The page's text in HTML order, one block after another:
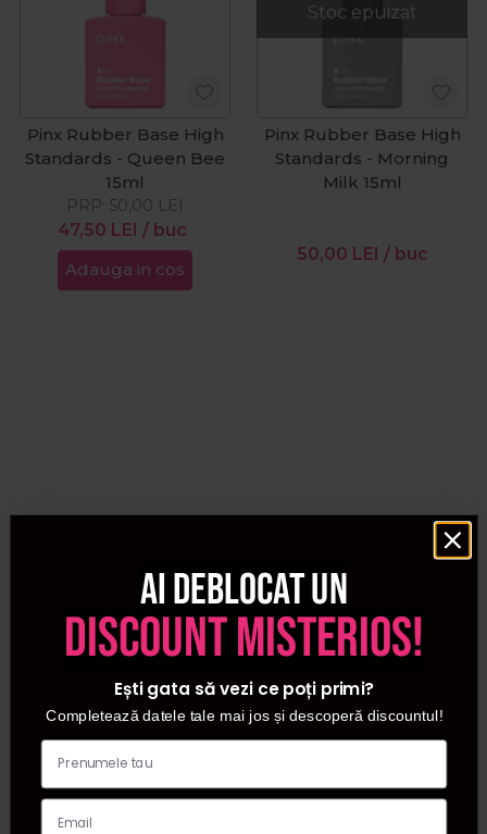
Pinx Rubber Base High
Standards - Queen Bee
15ml
47,50 LEI / buc
PRP: 50,00 LEI
Adauga in cos
Stoc epuizat
Pinx Rubber Base High
Standards - Morning
Milk 15ml
50,00 LEI / buc
Ai deblocat un
discount misterios!
Ești gata să vezi ce poți primi?
Completează datele tale mai jos și descoperă discountul!